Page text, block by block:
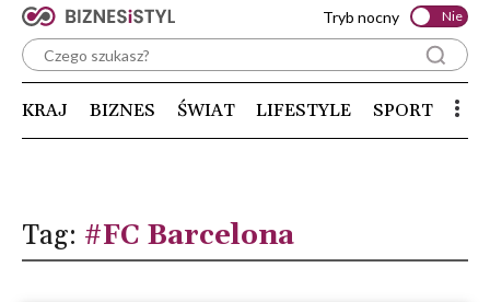
Tryb nocny Nie
KRAJ BIZNES ŚWIAT LIFESTYLE SPORT
Tag: #FC Barcelona